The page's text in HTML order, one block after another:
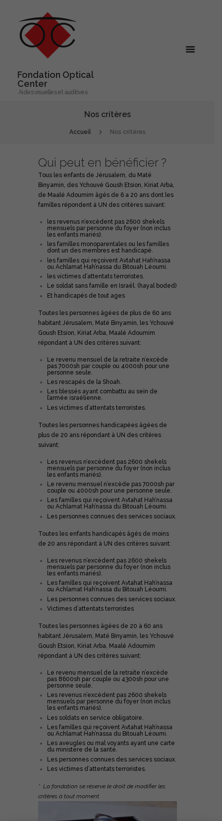
Fondation Optical
Center
Aides visuelles et auditives
Nos critères
Accueil Nos critères
Qui peut en bénéficier ?
Tous les enfants de Jérusalem, du Maté
Binyamin, des Ychouvé Goush Etsion, Kiriat Arba,
de Maalé Adoumim âgés de 6 a 20 ans dont les
familles répondent à UN des critères suivant:
les revenus n’excèdent pas 2600 shekels
mensuels par personne du foyer (non inclus
les enfants mariés).
les familles monoparentales ou les familles
dont un des membres est handicapé.
les familles qui reçoivent Avtahat Hah’nassa
ou Achlamat Hah’nassa du Bitouah Léoumi.
les victimes d’attentats terroristes.
Le soldat sans famille en Israël. (hayal boded)
Et handicapés de tout ages
Toutes les personnes âgées de plus de 60 ans
habitant Jérusalem, Maté Binyamin, les Ychouvé
Goush Etsion, Kiriat Arba, Maalé Adoumim
répondant à UN des critères suivant:
Le revenu mensuel de la retraite n’excède
pas 7000sh par couple ou 4000sh pour une
personne seule.
Les rescapés de la Shoah.
Les blessés ayant combattu au sein de
l’armée israélienne.
Les victimes d’attentats terroristes.
Toutes les personnes handicapées âgées de
plus de 20 ans répondant à UN des critères
suivant:
Les revenus n’excèdent pas 2600 shekels
mensuels par personne du foyer (non inclus
les enfants mariés).
Le revenu mensuel n’excède pas 7000sh par
couple ou 4000sh pour une personne seule.
Les familles qui reçoivent Avtahat Hah’nassa
ou Achlamat Hah’nassa du Bitouah Léoumi.
Les personnes connues des services sociaux.
Toutes les enfants handicapés âgés de moins
de 20 ans répondant à UN des critères suivant:
Les revenus n’excèdent pas 2600 shekels
mensuels par personne du foyer (non inclus
les enfants mariés).
Les familles qui reçoivent Avtahat Hah’nassa
ou Achlamat Hah’nassa du Bitouah Léoumi.
Les personnes connues des services sociaux.
Victimes d’attentats terroristes
Toutes les personnes âgées de 20 à 60 ans
habitant Jérusalem, Maté Binyamin, les Ychouvé
Goush Etsion, Kiriat Arba, Maalé Adoumim
répondant à UN des critères suivant:
Le revenu mensuel de la retraite n’excède
pas 8600sh par couple ou 4300sh pour une
personne seule.
Les revenus n’excèdent pas 2600 shekels
mensuels par personne du foyer (non inclus
les enfants mariés).
Les soldats en service obligatoire.
Les familles qui reçoivent Avtahat Hah’nassa
ou Achlamat Hah’nassa du Bitouah Léoumi.
Les aveugles ou mal voyants ayant une carte
du ministere de la sante.
Les personnes connues des services sociaux.
Les victimes d’attentats terroristes.
* La fondation se réserve le droit de modifier les
critères à tout moment.